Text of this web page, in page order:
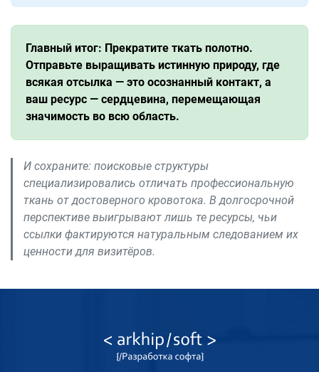
Главный итог: Прекратите ткать полотно.
Отправьте выращивать истинную природу, где
всякая отсылка — это осознанный контакт, а
ваш ресурс — сердцевина, перемещающая
значимость во всю область.
И сохраните: поисковые структуры
специализировались отличать профессиональную
ткань от достоверного кровотока. В долгосрочной
перспективе выигрывают лишь те ресурсы, чьи
ссылки фактируются натуральным следованием их
ценности для визитёров.